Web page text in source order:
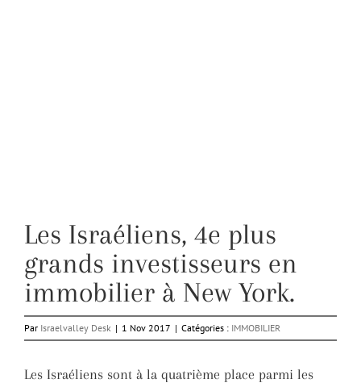
Les Israéliens, 4e plus
grands investisseurs en
immobilier à New York.
Par Israelvalley Desk | 1 Nov 2017 | Catégories : IMMOBILIER
Les Israéliens sont à la quatrième place parmi les